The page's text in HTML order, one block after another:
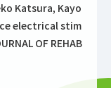
Katsura, Kayo
electrical stim
OF REHAB